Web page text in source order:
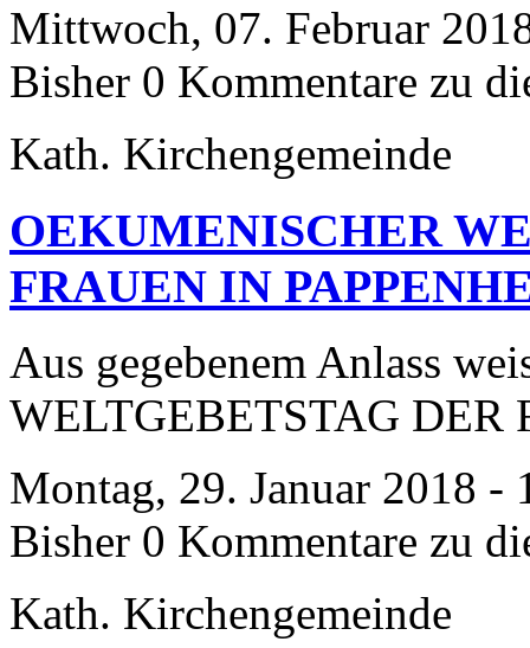
Mittwoch, 07. Februar
Bisher 0 Kommentare zu
Kath. Kirchengemeinde
OEKUMENISCHER
FRAUEN IN
Aus gegebenem Anlass
WELTGEBETSTAG DER
Montag, 29. Januar 2018 -
Bisher 0 Kommentare zu
Kath. Kirchengemeinde